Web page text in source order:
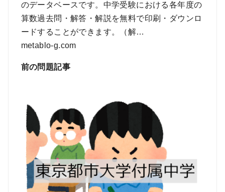
のデータベースです。中学受験における各年度の
算数過去問・解答・解説を無料で印刷・ダウンロ
ードすることができます。（解…
metablo-g.com
前の問題記事